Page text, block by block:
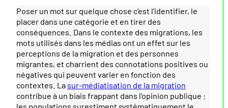
Poser un mot sur quelque chose c’est l’identifier, le
placer dans une catégorie et en tirer des
conséquences. Dans le contexte des migrations, les
mots utilisés dans les médias ont un effet sur les
perceptions de la migration et des personnes
migrantes, et charrient des connotations positives ou
négatives qui peuvent varier en fonction des
contextes. La sur-médiatisation de la migration
contribue à un biais frappant dans l’opinion publique :
les populations surestiment systématiquement le